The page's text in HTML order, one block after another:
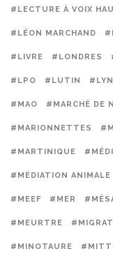
#LECTURE À VOIX
#LÉON MARCHAND
#LIVRE #LONDRES
#LPO #LUTIN
#MAO #MARCHÉ DE
#MARIONNETTES
#MARTINIQUE
#MÉDIATION ANIMALE
#MEEF #MER
#MEURTRE
#MINOTAURE